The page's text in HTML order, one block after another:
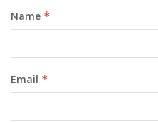
Name *
Email *